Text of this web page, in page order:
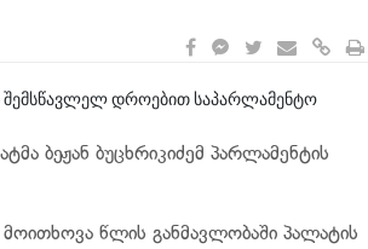
შემსწავლელ დროებით საპარლამენტო
ბეჟან ბუცხრიკიძემ პარლამენტის
წლის განმავლობაში პალატის